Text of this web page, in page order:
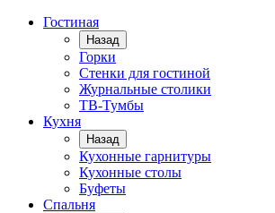
Гостиная
Назад
Горки
Стенки для гостиной
Журнальные столики
TВ-Тумбы
Кухня
Назад
Кухонные гарнитуры
Кухонные столы
Буфеты
Спальня